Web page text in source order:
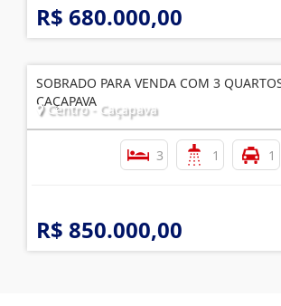
R$ 680.000,00
SOBRADO PARA VENDA COM 3
CAÇAPAVA
Centro - Caçapava
3 1 1
R$ 850.000,00